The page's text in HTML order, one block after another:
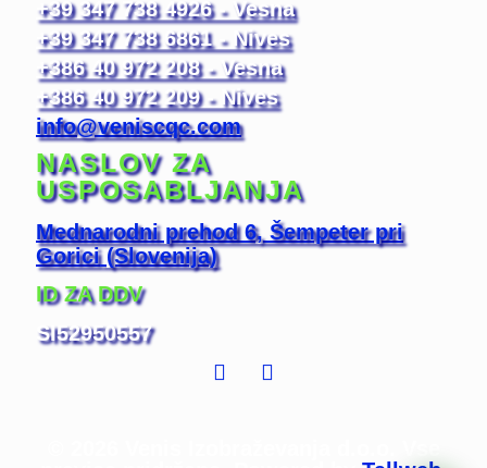
+39 347 738 4926 - Vesna
+39 347 738 6861 - Nives
+386 40 972 208 - Vesna
+386 40 972 209 - Nives
info@veniscqc.com
NASLOV ZA
USPOSABLJANJA
Mednarodni prehod 6, Šempeter pri
Gorici(Slovenija)
ID ZA DDV
SI52950557